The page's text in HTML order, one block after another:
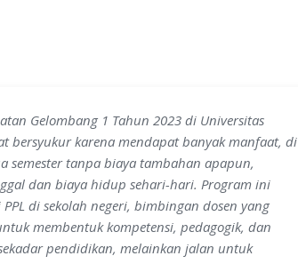
Gelombang 1 Tahun 2023 di Universitas
bersyukur karena mendapat banyak manfaat, di
semester tanpa biaya tambahan apapun,
dan biaya hidup sehari-hari. Program ini
di sekolah negeri, bimbingan dosen yang
membentuk kompetensi, pedagogik, dan
pendidikan, melainkan jalan untuk